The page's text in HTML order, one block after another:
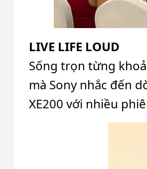
LIVE LIFE LOUD
Sống trọn từng
mà Sony nhắc đến
XE200 với nhiều